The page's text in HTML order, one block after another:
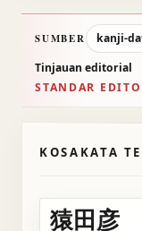
SUMBER
kanji-
Tinjauan editorial
STANDAR
KOSAKATA
猿田彦